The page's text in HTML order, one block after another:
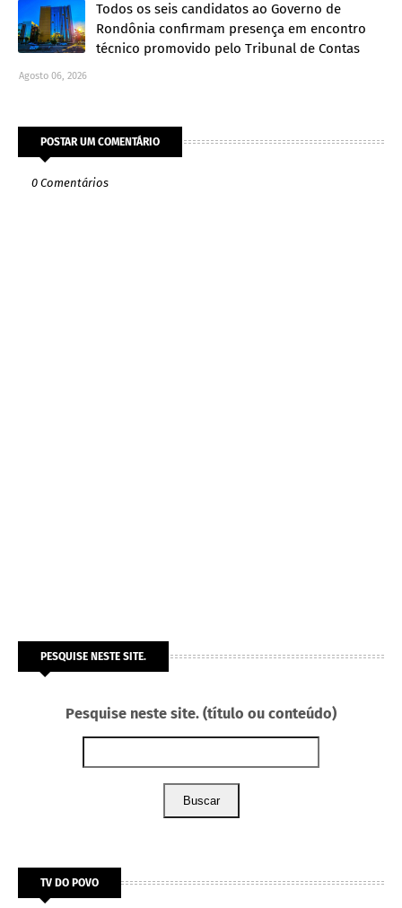
Todos os seis candidatos ao Governo de
Rondônia confirmam presença em encontro
técnico promovido pelo Tribunal de Contas
Agosto 06, 2026
POSTAR UM COMENTÁRIO
0 Comentários
PESQUISE NESTE SITE.
Pesquise neste site. (título ou conteúdo)
Buscar
TV DO POVO